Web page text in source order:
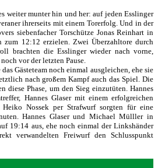
weiter munter hin und her: auf jeden Esslinger
ihrerseits mit einem Torerfolg. Und in der
siebenfacher Torschütze Jonas Reinhart in
zum 12:12 erzielen. Zwei Überzahltore durch
brachten die Esslinger wieder nach vorne,
vor der letzten Pause.
Gästeteam noch einmal ausgleichen, ehe sie
nach großem Kampf auch das Spiel. Die
diese Phase, um den Sieg einzutüten. Hannes
Hannes Glaser mit einem erfolgreichen
Nossek per Strafwurf sorgten für eine
Hannes Glaser und Michael Mülller in
19:14 aus, ehe noch einmal der Linkshänder
verwandelten Freiwurf den Schlusspunkt